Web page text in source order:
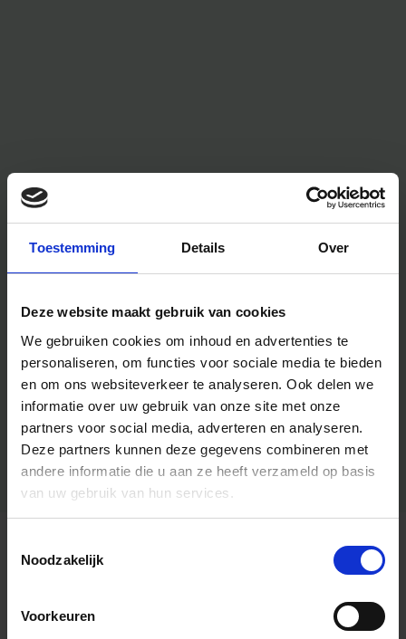
Toestemming Details Over
Deze website maakt gebruik van cookies
We gebruiken cookies om inhoud en advertenties te
personaliseren, om functies voor sociale media te bieden
en om ons websiteverkeer te analyseren. Ook delen we
informatie over uw gebruik van onze site met onze
partners voor social media, adverteren en analyseren.
Deze partners kunnen deze gegevens combineren met
andere informatie die u aan ze heeft verzameld op basis
van uw gebruik van hun services.
Noodzakelijk
Voorkeuren
Algemene informatie